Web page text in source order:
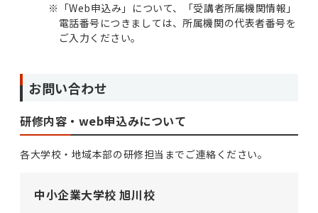
※ 「Web申込み」について、「受講者所属機関情報」
電話番号につきましては、所属機関の代表者番号を
ご入力ください。
お問い合わせ
研修内容・web申込みについて
各大学校・地域本部の研修担当までご連絡ください。
中小企業大学校 旭川校